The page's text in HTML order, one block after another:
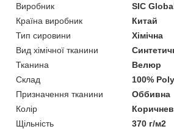
Виробник
SIC
Країна виробник
Китай
Тип сировини
Хімічна
Вид хімічної тканини
Тканина
Велюр
Склад
100%
Призначення тканини
Оббивна
Колір
Щільність
370 г/м2